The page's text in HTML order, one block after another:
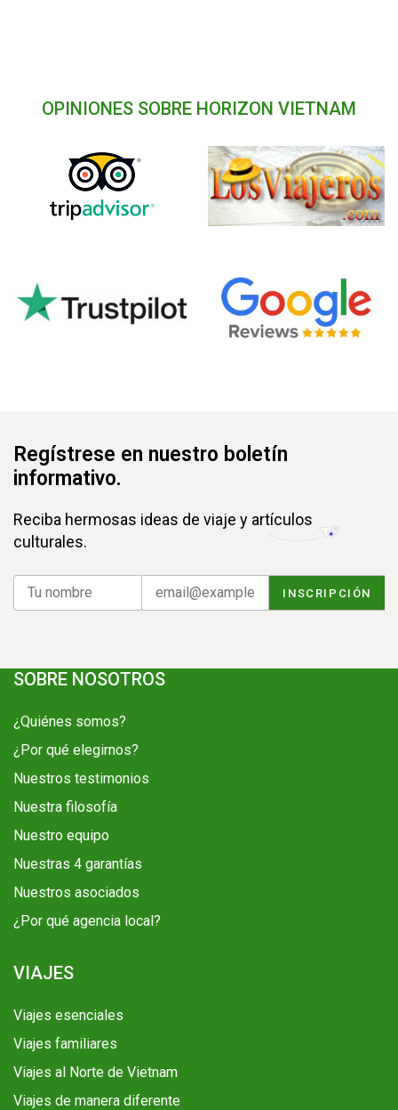
OPINIONES SOBRE HORIZON VIETNAM
Regístrese en nuestro boletín
informativo.
Reciba hermosas ideas de viaje y artículos
culturales.
SOBRE NOSOTROS
¿Quiénes somos?
¿Por qué elegirnos?
Nuestros testimonios
Nuestra filosofía
Nuestro equipo
Nuestras 4 garantías
Nuestros asociados
¿Por qué agencia local?
VIAJES
Viajes esenciales
Viajes familiares
Viajes al Norte de Vietnam
Viajes de manera diferente